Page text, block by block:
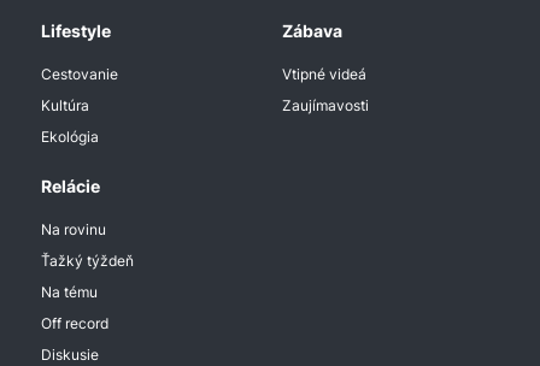
Lifestyle
Cestovanie
Kultúra
Ekológia
Zábava
Vtipné videá
Zaujímavosti
Relácie
Na rovinu
Ťažký týždeň
Na tému
Off record
Diskusie